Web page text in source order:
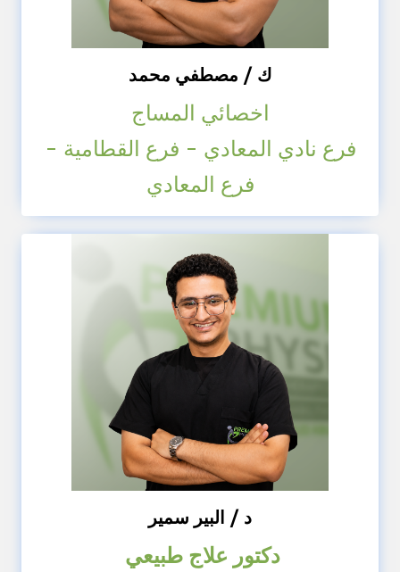
ك / مصطفي محمد
اخصائي المساج
فرع نادي المعادي - فرع القطامية -
فرع المعادي
د / البير سمير
دكتور علاج طبيعي